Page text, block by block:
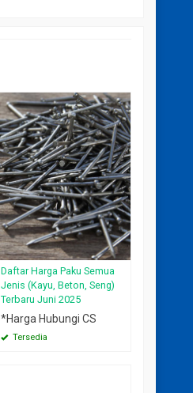
Daftar Harga Paku Semua
Jenis (Kayu, Beton, Seng)
Terbaru Juni 2025
*Harga Hubungi CS
Tersedia